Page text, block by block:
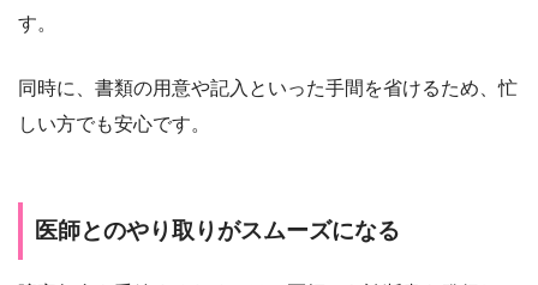
す。
同時に、書類の用意や記入といった手間を省けるため、忙
しい方でも安心です。
医師とのやり取りがスムーズになる